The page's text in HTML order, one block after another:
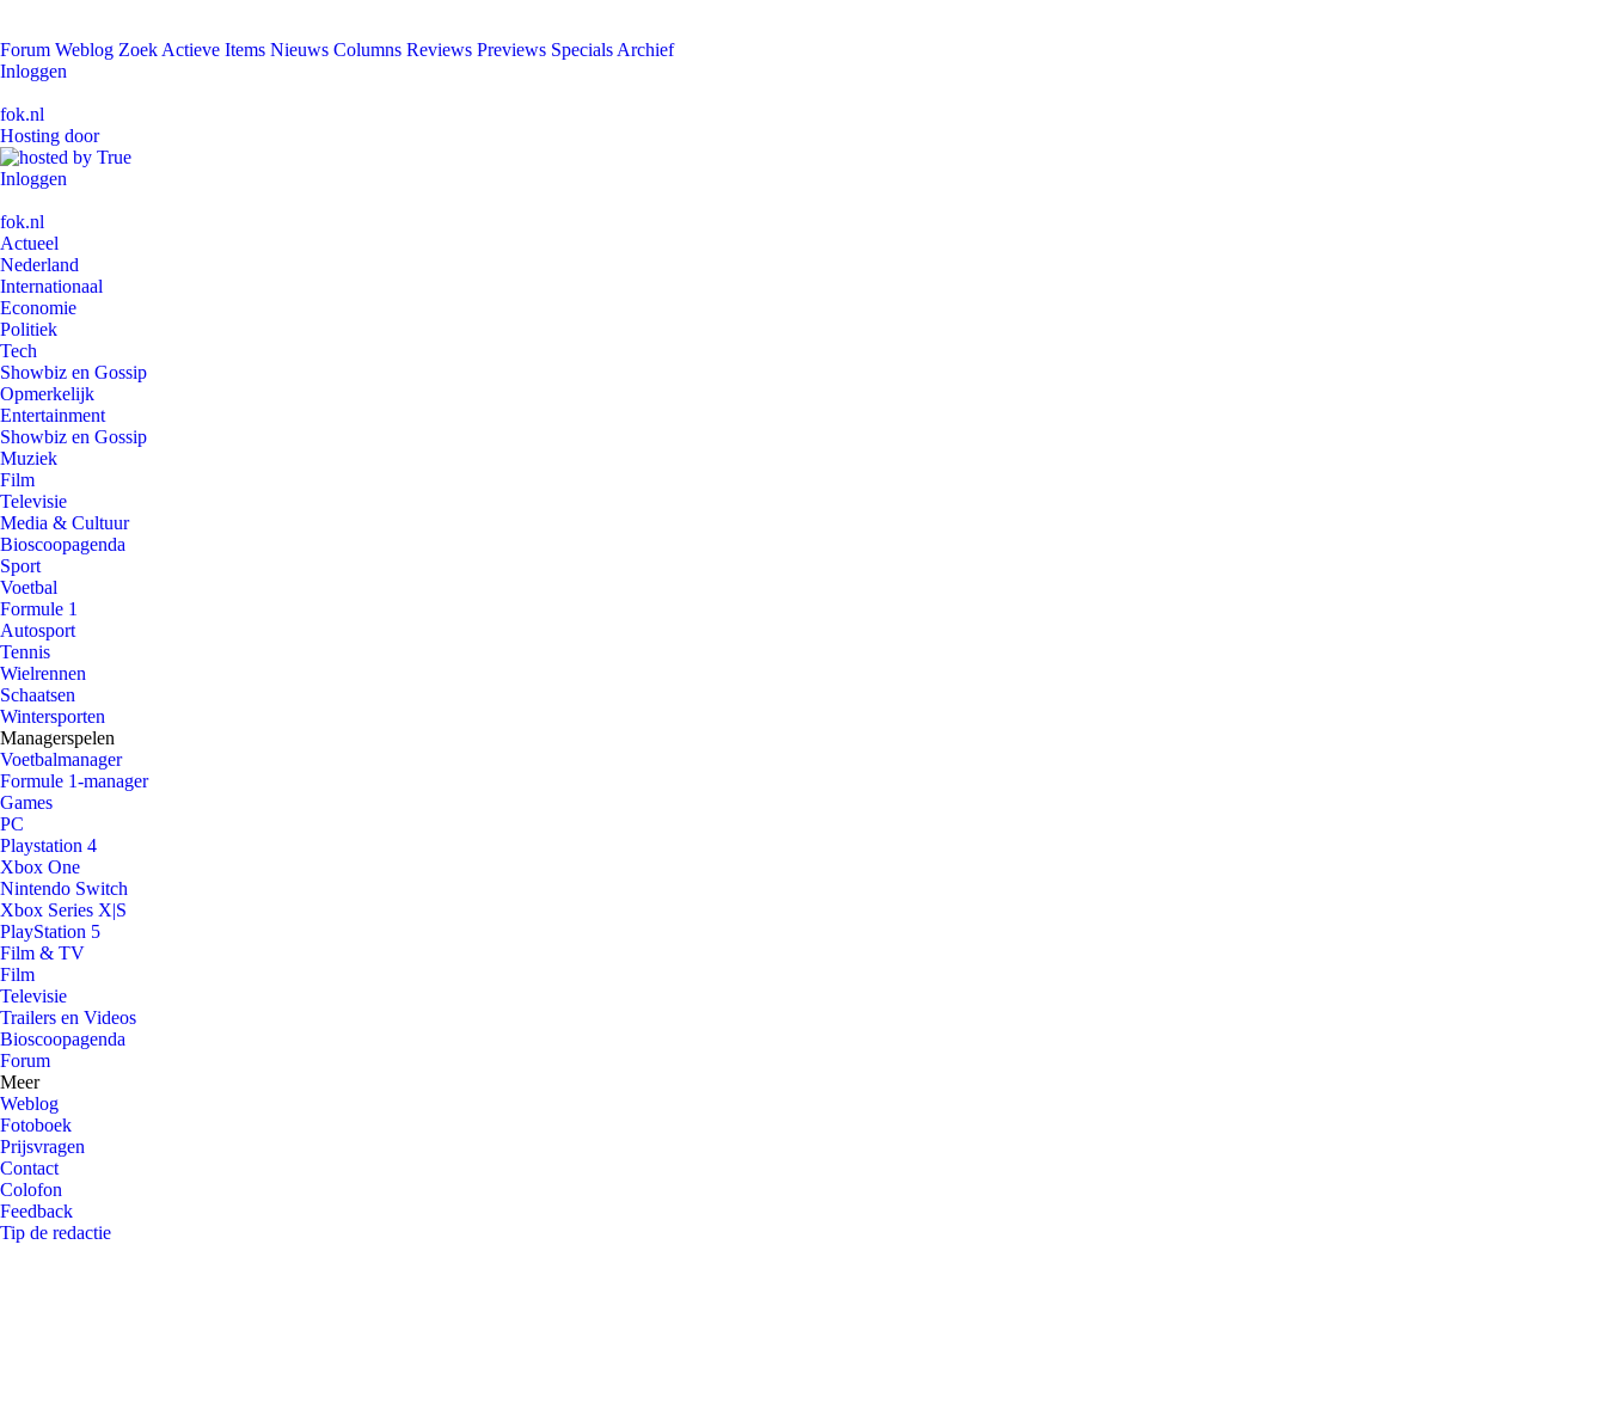
Forum Weblog Zoek Actieve Items Nieuws Columns Reviews Previews Specials Archief
Inloggen
fok.nl
Hosting door
Inloggen
fok.nl
Actueel
Nederland
Internationaal
Economie
Politiek
Tech
Showbiz en Gossip
Opmerkelijk
Entertainment
Showbiz en Gossip
Muziek
Film
Televisie
Media & Cultuur
Bioscoopagenda
Sport
Voetbal
Formule 1
Autosport
Tennis
Wielrennen
Schaatsen
Wintersporten
Managerspelen
Voetbalmanager
Formule 1-manager
Games
PC
Playstation 4
Xbox One
Nintendo Switch
Xbox Series X|S
PlayStation 5
Film & TV
Film
Televisie
Trailers en Videos
Bioscoopagenda
Forum
Meer
Weblog
Fotoboek
Prijsvragen
Contact
Colofon
Feedback
Tip de redactie